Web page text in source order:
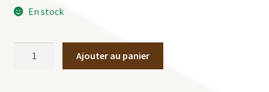
En stock
Ajouter au panier